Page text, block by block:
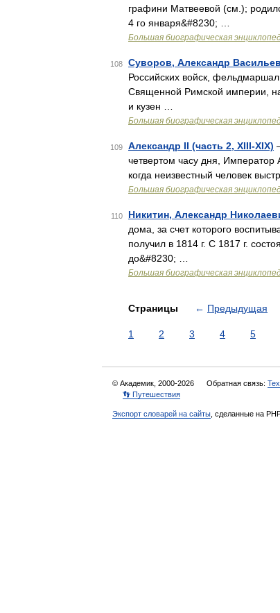
графини Матвеевой (см.);
4 го января&#8230; …
Большая биографическая
108 Суворов, Александр
Российских войск,
Священной Римской империи,
и кузен …
Большая биографическая
109 Александр II (часть 2, XIII-XIX)
четвертом часу дня, Император
когда неизвестный человек
Большая биографическая
110 Никитин, Александр
дома, за счет которого
получил в 1814 г. С 1817 г.
до&#8230; …
Большая биографическая
Страницы ← Предыдущая
1 2 3 4 5
© Академик, 2000-2026 Обратная связь:
👣 Путешествия
Экспорт словарей на сайты , сделанные на